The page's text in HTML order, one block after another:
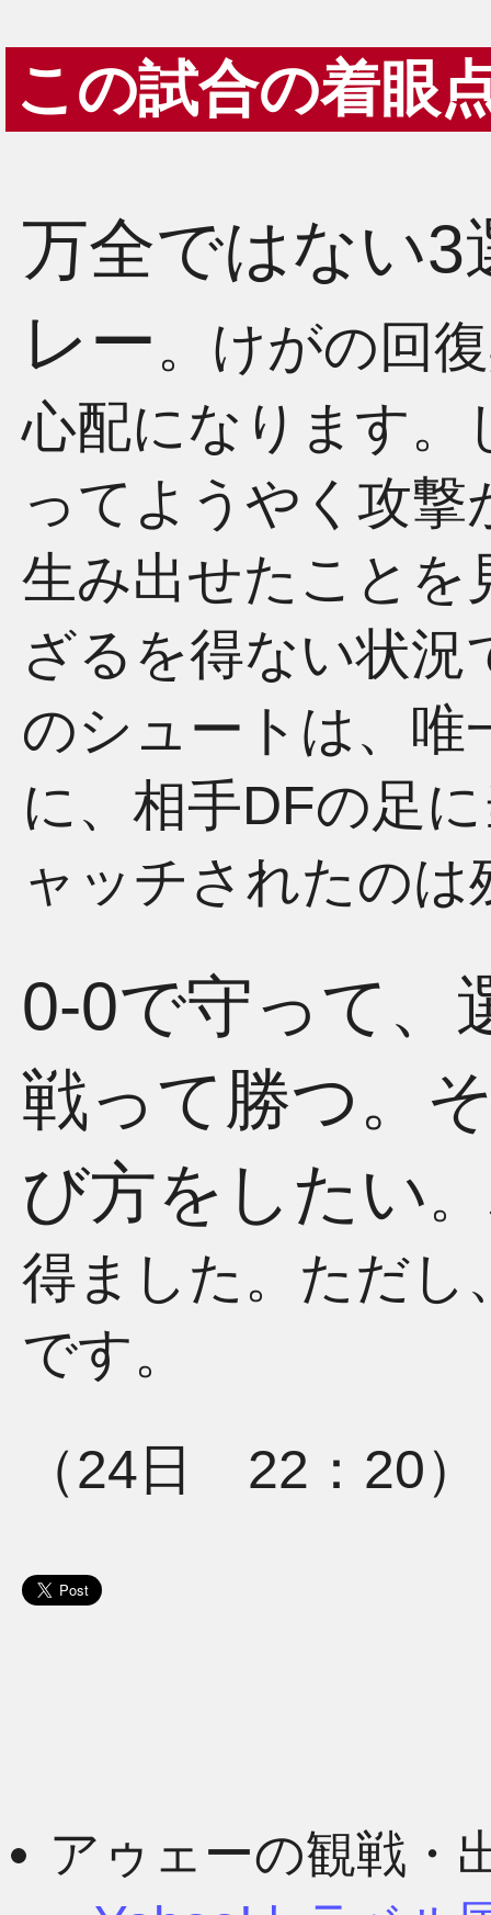
この試合の着眼
万全ではない3
レー。けがの回
心配になります。
ってようやく攻
生み出せたことを
ざるを得ない状況
のシュートは、唯
に、相手DFの足
ャッチされたのは
0-0で守って、
戦って勝つ。
び方をしたい
得ました。ただし
です。
（24日 22：20）
アゥェーの観戦・